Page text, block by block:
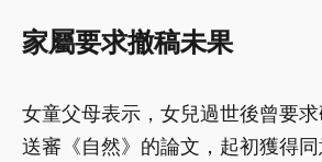
家屬要求撤稿未果
女童父母表示，女兒過世後曾要
送審《自然》的論文，起初獲得